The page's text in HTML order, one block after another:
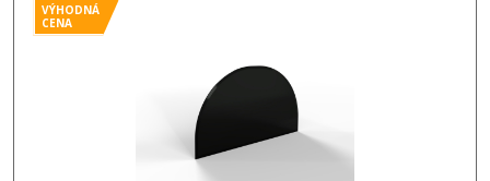
VÝHODNÁ
CENA